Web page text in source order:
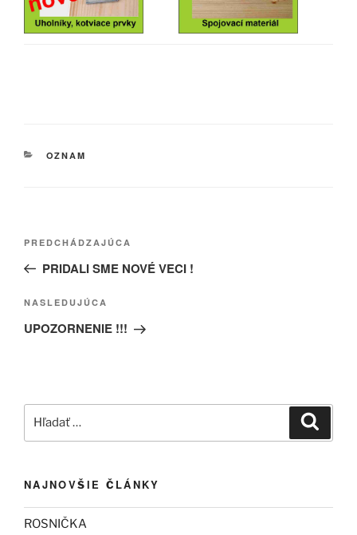
KATEGÓRIE
OZNAM
Navigácia
článku
Predchádzajúci
článok
PREDCHÁDZAJÚCA
PRIDALI SME NOVÉ VECI !
Ďalší
článok
NASLEDUJÚCA
UPOZORNENIE !!!
NAJNOVŠIE ČLÁNKY
ROSNIČKA